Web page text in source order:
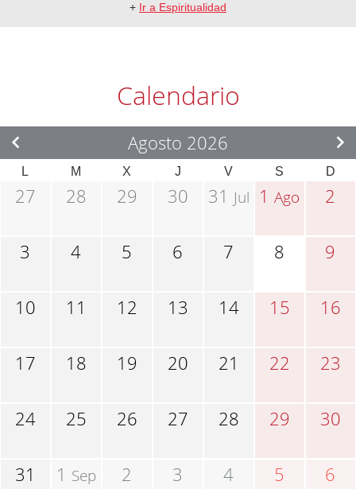
+ Ir a Espiritualidad
Calendario
Agosto 2026
L M X J V S D
27 28 29 30 31 Jul 1Ago 2
3 4 5 6 7 8 9
10 11 12 13 14 15 16
17 18 19 20 21 22 23
24 25 26 27 28 29 30
31 1 Sep 2 3 4 5 6